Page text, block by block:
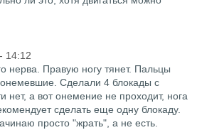
14:12
нерва. Правую ногу тянет. Пальцы
онемевшие. Сделали 4 блокады с
нет, а вот онемение не проходит, нога
сделать еще одну блокаду.
просто "жрать", а не есть.